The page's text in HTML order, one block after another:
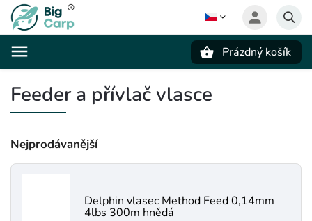
Prázdný košík
Feeder a přívlač vlasce
Nejprodávanější
Delphin vlasec Method Feed 0,14mm
4lbs 300m hnědá